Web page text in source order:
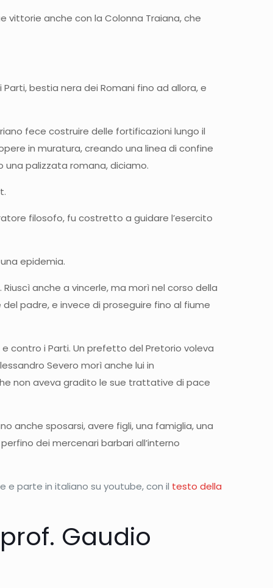
vittorie anche con la Colonna Traiana, che
bestia nera dei Romani fino ad allora, e
fece costruire delle fortificazioni lungo il
in muratura, creando una linea di confine
palizzata romana, diciamo.
filosofo, fu costretto a guidare l’esercito
epidemia.
anche a vincerle, ma morì nel corso della
padre, e invece di proseguire fino al fiume
contro i Parti. Un prefetto del Pretorio voleva
Severo morì anche lui in
non aveva gradito le sue trattative di pace
anche sposarsi, avere figli, una famiglia, una
dei mercenari barbari all’interno
e parte in italiano su youtube, con il testo della
Gaudio